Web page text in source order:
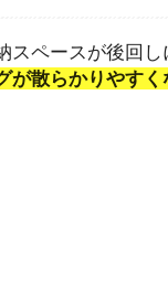
ペースが後回し
が散らかりやすく